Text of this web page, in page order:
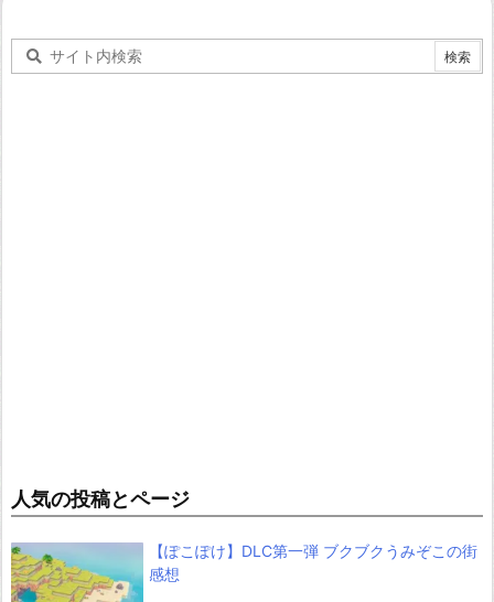
人気の投稿とページ
【ぽこぽけ】DLC第一弾 ブクブクうみぞこの街
感想